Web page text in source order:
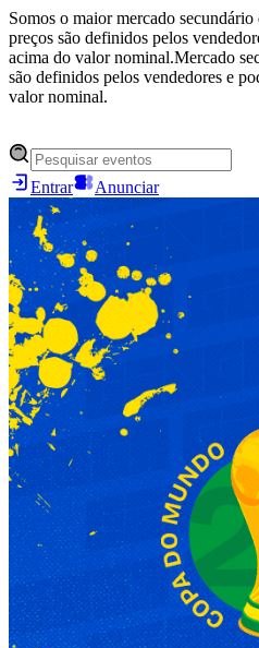
Somos o maior mercado
preços são definidos pelos
acima do valor nominal.Mercado
são definidos pelos vendedores e
valor nominal.
Entrar Anunciar